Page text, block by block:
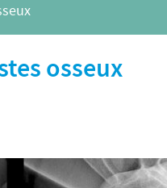
osseux